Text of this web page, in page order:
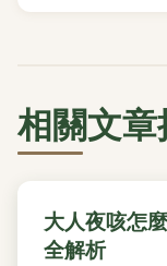
相關文
大人夜咳怎
全解析